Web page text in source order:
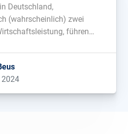
Deutschland,
(wahrscheinlich) zwei
führen
die betroffenen
auch deren digitale
Beispiel verdeutlicht, wie
von Websites reagiert:
2024